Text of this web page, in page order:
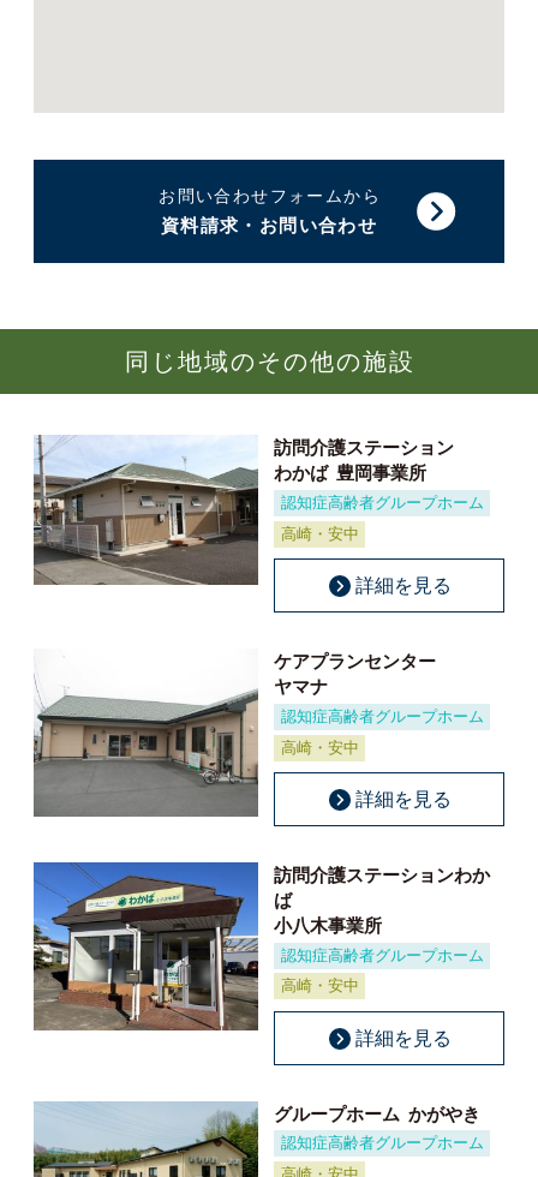
お問い合わせフォームから
資料請求・お問い合わせ
同じ地域のその他の施設
訪問介護ステーション
わかば 豊岡事業所
認知症高齢者グループホーム
高崎・安中
詳細を見る
ケアプランセンター
ヤマナ
認知症高齢者グループホーム
高崎・安中
詳細を見る
訪問介護ステーションわか
ば
小八木事業所
認知症高齢者グループホーム
高崎・安中
詳細を見る
グループホーム かがやき
認知症高齢者グループホーム